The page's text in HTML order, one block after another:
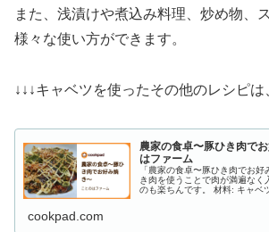
また、浅漬けや煮込み料理、炒め物、
様々な使い方ができます。
↓↓↓キャベツを使ったその他のレシピは
農家の食卓〜豚ひき肉で
はファーム
「農家の食卓〜豚ひき肉でお
き肉を使うことで肉が満遍なく
のも楽ちんです。 材料: キャベ
cookpad.com